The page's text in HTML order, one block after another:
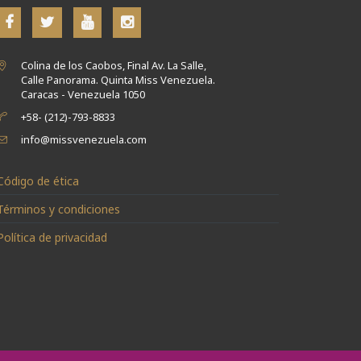
Colina de los Caobos, Final Av. La Salle,
Calle Panorama. Quinta Miss Venezuela.
Caracas - Venezuela 1050
+58- (212)-793-8833
info@missvenezuela.com
de ética
y condiciones
de privacidad